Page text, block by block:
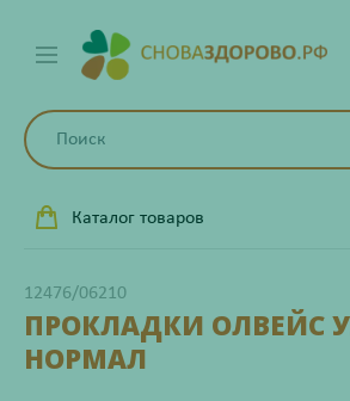
Каталог товаров
12476/06210
ПРОКЛАДКИ ОЛВЕЙС
НОРМАЛ